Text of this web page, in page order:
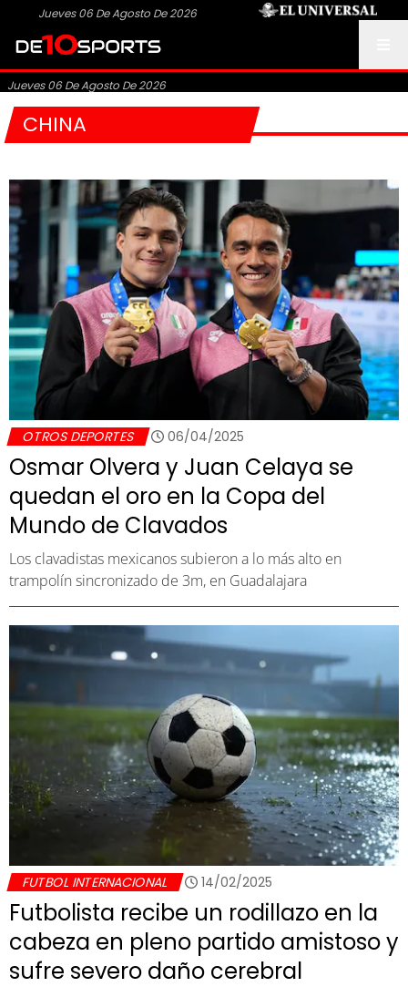
Jueves 06 De Agosto De 2026
Jueves 06 De Agosto De 2026
CHINA
OTROS DEPORTES 06/04/2025
Osmar Olvera y Juan Celaya se
quedan el oro en la Copa del
Mundo de Clavados
Los clavadistas mexicanos subieron a lo más alto en
trampolín sincronizado de 3m, en Guadalajara
FUTBOL INTERNACIONAL 14/02/2025
Futbolista recibe un rodillazo en la
cabeza en pleno partido amistoso y
sufre severo daño cerebral